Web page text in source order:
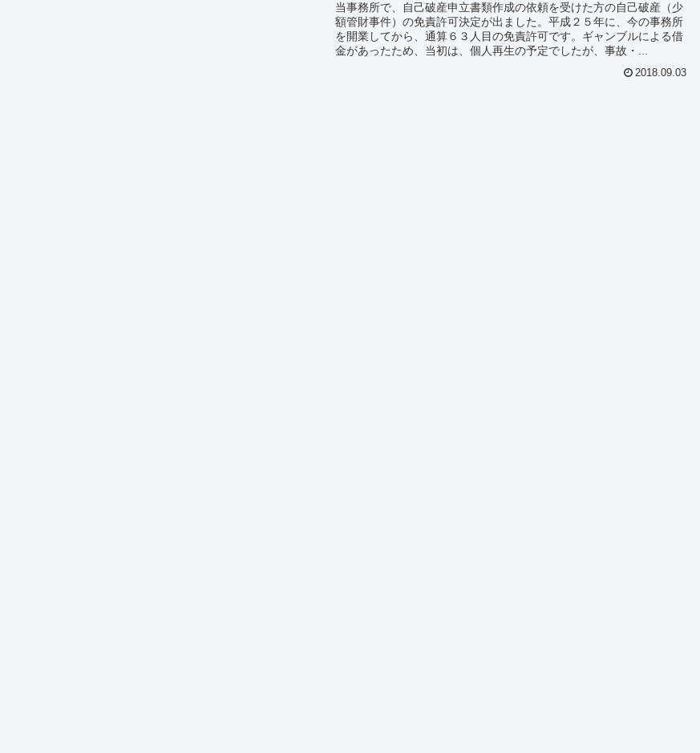
当事務所で、自己破産申立書類作成の依頼を受けた方の自己破産（少
額管財事件）の免責許可決定が出ました。平成２５年に、今の事務所
を開業してから、通算６３人目の免責許可です。ギャンブルによる借
金があったため、当初は、個人再生の予定でしたが、事故・...
2018.09.03